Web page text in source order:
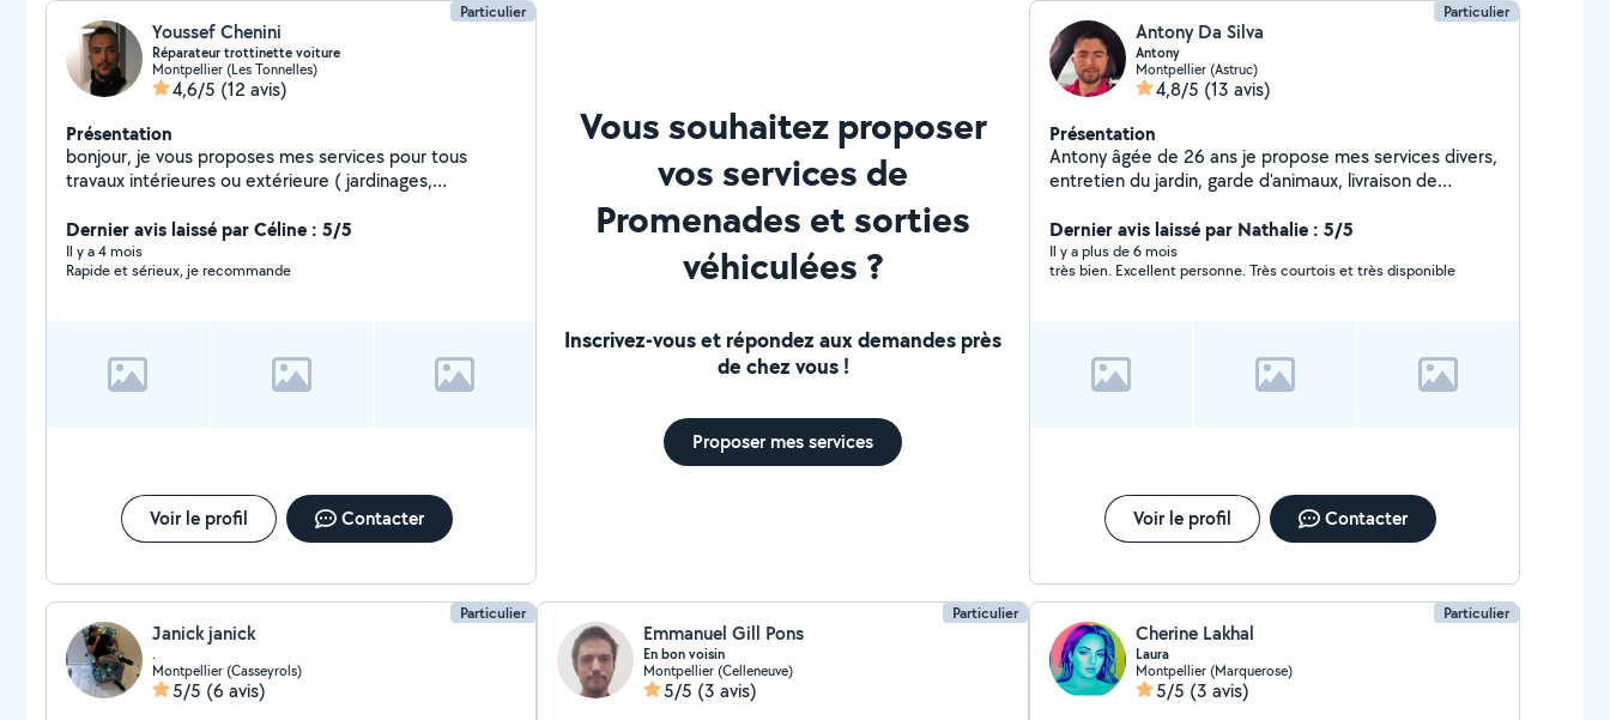
Particulier
Youssef Chenini
Réparateur trottinette voiture
Montpellier (Les Tonnelles)
4,6/5 (12 avis)
Présentation
bonjour, je vous proposes mes services pour tous
travaux intérieures ou extérieure ( jardinages,
soudure exemple portail cassé .) réparations voiture ,
trottinette,
Dernier avis laissé par Céline : 5/5
Il y a 4 mois
Rapide et sérieux, je recommande
Voir le profil Contacter
Vous souhaitez proposer
vos services de
Promenades et sorties
véhiculées ?
Inscrivez-vous et répondez aux demandes près
de chez vous !
Proposer mes services
Particulier
Antony Da Silva
Antony
Montpellier (Astruc)
4,8/5 (13 avis)
Présentation
Antony âgée de 26 ans je propose mes services divers,
entretien du jardin, garde d'animaux, livraison de
Dernier avis laissé par Nathalie : 5/5
Il y a plus de 6 mois
très bien. Excellent personne. Très courtois et très disponible
Voir le profil Contacter
Particulier
Janick janick
.
Montpellier (Casseyrols)
5/5 (6 avis)
Particulier
Emmanuel Gill Pons
En bon voisin
Montpellier (Celleneuve)
5/5 (3 avis)
Particulier
Cherine Lakhal
Laura
Montpellier (Marquerose)
5/5 (3 avis)